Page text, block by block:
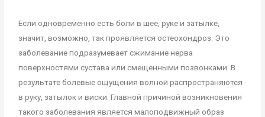
Если одновременно есть боли в шее, руке и затылке,
значит, возможно, так проявляется остеохондроз. Это
заболевание подразумевает сжимание нерва
поверхностями сустава или смещенными позвонками. В
результате болевые ощущения волной распространяются
в руку, затылок и виски. Главной причиной возникновения
такого заболевания является малоподвижный образ